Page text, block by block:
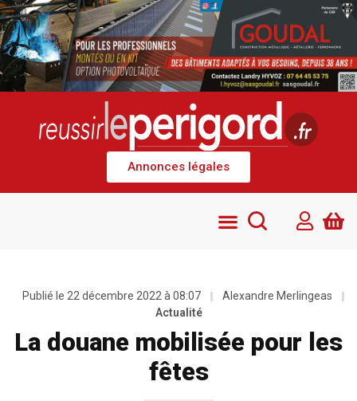
Annonces légales
Publié le 22 décembre 2022 à 08:07
Alexandre Merlingeas
Actualité
La douane mobilisée pour les
fêtes